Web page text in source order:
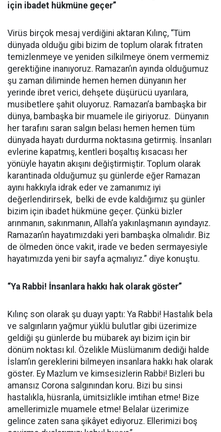
için ibadet hükmüne geçer”
Virüs birçok mesaj verdiğini aktaran Kılınç, “Tüm
dünyada olduğu gibi bizim de toplum olarak fıtraten
temizlenmeye ve yeniden silkilmeye önem vermemiz
gerektiğine inanıyoruz. Ramazan’ın ayında olduğumuz
şu zaman diliminde hemen hemen dünyanın her
yerinde ibret verici, dehşete düşürücü uyarılara,
musibetlere şahit oluyoruz. Ramazan’a bambaşka bir
dünya, bambaşka bir muamele ile giriyoruz. Dünyanın
her tarafını saran salgın belası hemen hemen tüm
dünyada hayatı durdurma noktasına getirmiş. İnsanları
evlerine kapatmış, kentleri boşaltış kısacası her
yönüyle hayatın akışını değiştirmiştir. Toplum olarak
karantinada olduğumuz şu günlerde eğer Ramazan
ayını hakkıyla idrak eder ve zamanımız iyi
değerlendirirsek, belki de evde kaldığımız şu günler
bizim için ibadet hükmüne geçer. Çünkü bizler
arınmanın, sakınmanın, Allah’a yakınlaşmanın ayındayız.
Ramazan’ın hayatımızdaki yeri bambaşka olmalıdır. Biz
de ölmeden önce vakit, irade ve beden sermayesiyle
hayatımızda yeni bir sayfa açmalıyız.” diye konuştu.
“Ya Rabbi! İnsanlara hakkı hak olarak göster”
Kılınç son olarak şu duayı yaptı: Ya Rabbi! Hastalık bela
ve salgınların yağmur yüklü bulutlar gibi üzerimize
geldiği şu günlerde bu mübarek ayı bizim için bir
dönüm noktası kıl. Özelikle Müslümanım dediği halde
İslam’ın gereklerini bilmeyen insanlara hakkı hak olarak
göster. Ey Mazlum ve kimsesizlerin Rabbi! Bizleri bu
amansız Corona salgınından koru. Bizi bu sinsi
hastalıkla, hüsranla, ümitsizlikle imtihan etme! Bize
amellerimizle muamele etme! Belalar üzerimize
gelince zaten sana şikâyet ediyoruz. Ellerimizi boş